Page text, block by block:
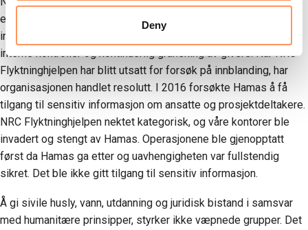
Deny
etterlevelse og sikkerhet, inkludert kontroll av ansatte mot
internasjonalt anerkjente sanksjonslister, ansvarsfordeling,
interne kontroller og kontinuerlig gransking av givere. Når NRC
Flyktninghjelpen har blitt utsatt for forsøk på innblanding, har
organisasjonen handlet resolutt. I 2016 forsøkte Hamas å få
tilgang til sensitiv informasjon om ansatte og prosjektdeltakere.
NRC Flyktninghjelpen nektet kategorisk, og våre kontorer ble
invadert og stengt av Hamas. Operasjonene ble gjenopptatt
først da Hamas ga etter og uavhengigheten var fullstendig
sikret. Det ble ikke gitt tilgang til sensitiv informasjon.
Å gi sivile husly, vann, utdanning og juridisk bistand i samsvar
med humanitære prinsipper, styrker ikke væpnede grupper. Det